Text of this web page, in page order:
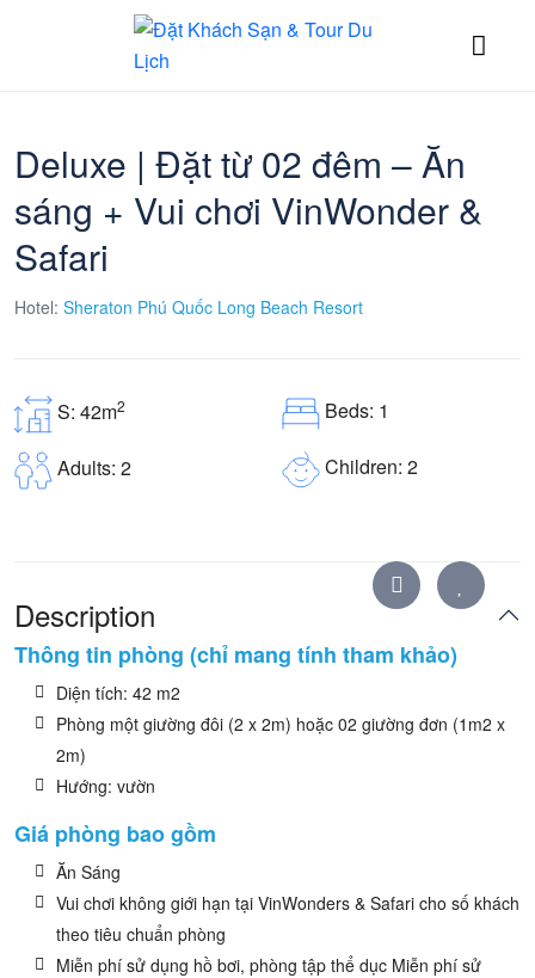
Deluxe | Đặt từ 02 đêm – Ăn
sáng + Vui chơi VinWonder &
Safari
Hotel: Sheraton Phú Quốc Long Beach Resort
S: 42m2 Beds: 1
Adults: 2 Children: 2
Description
Thông tin phòng (chỉ mang tính tham khảo)
Diện tích: 42 m2
Phòng một giường đôi (2 x 2m) hoặc 02 giường đơn (1m2 x
2m)
Hướng: vườn
Giá phòng bao gồm
Ăn Sáng
Vui chơi không giới hạn tại VinWonders & Safari cho số khách
theo tiêu chuẩn phòng
Miễn phí sử dụng hồ bơi, phòng tập thể dục Miễn phí sử